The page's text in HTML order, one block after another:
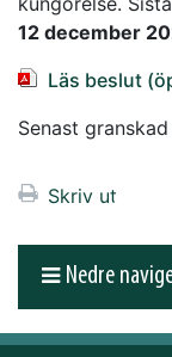
12 december
Läs beslut
Senast
Skriv ut
Nedre